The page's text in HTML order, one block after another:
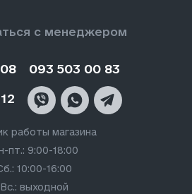
с менеджером
093 503 00 83
работы магазина
пт.: 9:00-18:00
10:00-16:00
Вс.: выходной